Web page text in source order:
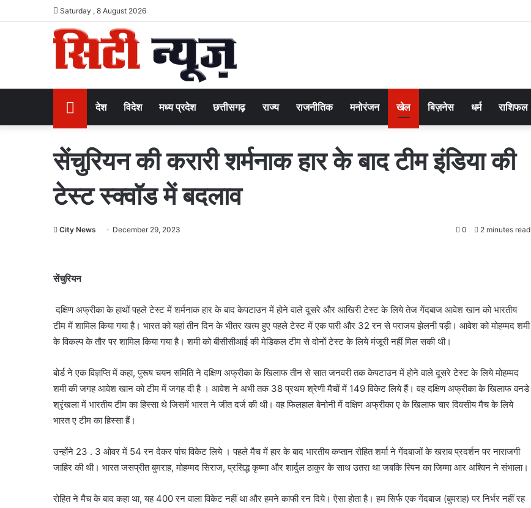
Saturday , 8 August 2026
Homeदेश विदेश मध्य प्रदेश छत्तीसगढ़ राज्य राजनीतिक मनोरंजन खेल बिज़नेस धर्म राशिफल
सेंचुरियन की करारी शर्मनाक हार के बाद टीम इंडिया की
टेस्ट स्क्वॉड में बदलाव
City News December 29, 2023 0 2 minutes read
सेंचुरियन
दक्षिण अफ्रीका के हाथों पहले टेस्ट में शर्मनाक हार के बाद केपटाउन में होने वाले दूसरे और आखिरी टेस्ट के लिये तेज गेंदबाज आवेश खान को भारतीय
टीम में शामिल किया गया है। भारत को यहां तीन दिन के भीतर खत्म हुए पहले टेस्ट में एक पारी और 32 रन से पराजय झेलनी पड़ी। आवेश को मोहम्मद शमी
के विकल्प के तौर पर शामिल किया गया है। शमी को बीसीसीआई की मेडिकल टीम से दोनों टेस्ट के लिये मंजूरी नहीं मिल सकी थी।
बोर्ड ने एक विज्ञप्ति में कहा, पुरूष चयन समिति ने दक्षिण अफ्रीका के खिलाफ तीन से सात जनवरी तक केपटाउन में होने वाले दूसरे टेस्ट के लिये मोहम्मद
शमी की जगह आवेश खान को टीम में जगह दी है । आवेश ने अभी तक 38 प्रथम श्रेणी मैचों में 149 विकेट लिये हैं। वह दक्षिण अफ्रीका के खिलाफ वनडे
श्रृंखला में भारतीय टीम का हिस्सा थे जिसमें भारत ने जीत दर्ज की थी। वह फिलहाल बेनोनी में दक्षिण अफ्रीका ए के खिलाफ चार दिवसीय मैच के लिये
भारत ए टीम का हिस्सा हैं।
उन्होंने 23 . 3 ओवर में 54 रन देकर पांच विकेट लिये । पहले मैच में हार के बाद भारतीय कप्तान रोहित शर्मा ने गेंदबाजों के खराब प्रदर्शन पर नाराजगी
जाहिर की थी। भारत जसप्रीत बुमराह, मोहम्मद सिराज, प्रसिद्ध कृष्णा और शार्दुल ठाकुर के साथ उतरा था जबकि स्पिन का जिम्मा आर अश्विन ने संभाला।
रोहित ने मैच के बाद कहा था, यह 400 रन वाला विकेट नहीं था और हमने काफी रन दिये। ऐसा होता है। हम सिर्फ एक गेंदबाज (बुमराह) पर निर्भर नहीं रह